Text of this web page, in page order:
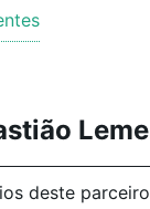
Leme
deste parceiro